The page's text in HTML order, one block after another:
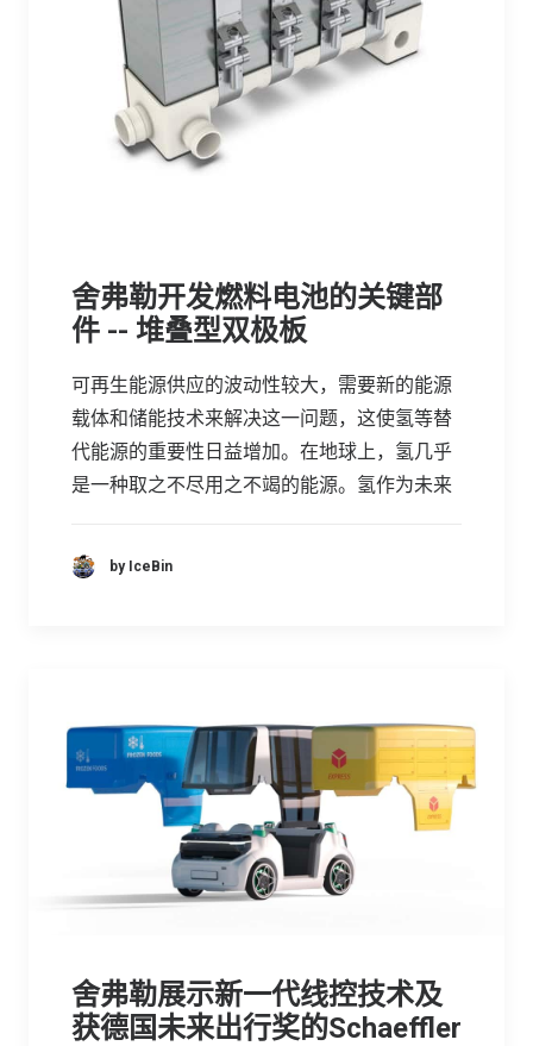
舍弗勒开发燃料电池的关键部
件 -- 堆叠型双极板
可再生能源供应的波动性较大，需要新的能源
载体和储能技术来解决这一问题，这使氢等替
代能源的重要性日益增加。在地球上，氢几乎
是一种取之不尽用之不竭的能源。氢作为未来
by IceBin
舍弗勒展示新一代线控技术及
获德国未来出行奖的Schaeffler